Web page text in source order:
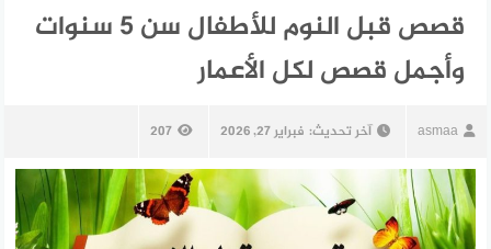
قصص قبل النوم للأطفال سن 5 سنوات
وأجمل قصص لكل الأعمار
asmaa آخر تحديث: فبراير 27, 2026 207